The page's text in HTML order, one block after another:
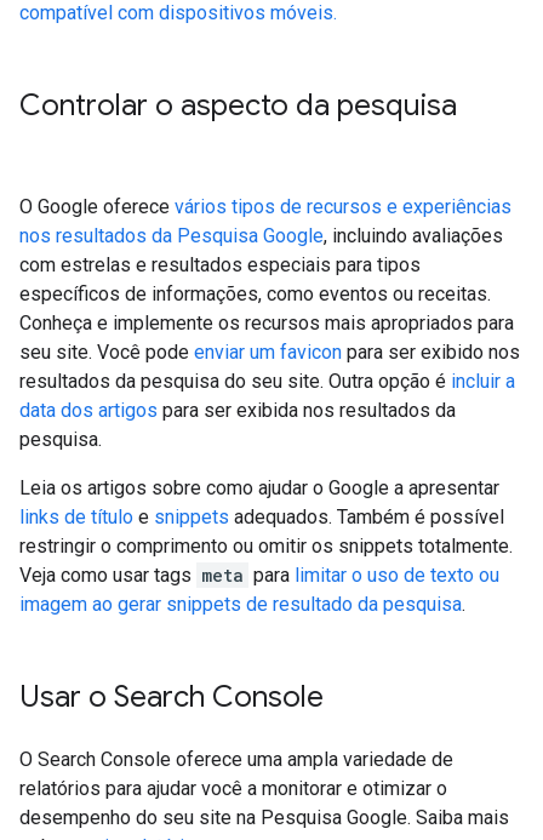
compatível com dispositivos móveis.
Controlar o aspecto da pesquisa
O Google oferece vários tipos de recursos e experiências
nos resultados da Pesquisa Google, incluindo avaliações
com estrelas e resultados especiais para tipos
específicos de informações, como eventos ou receitas.
Conheça e implemente os recursos mais apropriados para
seu site. Você pode enviar um favicon para ser exibido nos
resultados da pesquisa do seu site. Outra opção é incluir a
data dos artigos para ser exibida nos resultados da
pesquisa.
Leia os artigos sobre como ajudar o Google a apresentar
links de título e snippets adequados. Também é possível
restringir o comprimento ou omitir os snippets totalmente.
Veja como usar tags meta para limitar o uso de texto ou
imagem ao gerar snippets de resultado da pesquisa.
Usar o Search Console
O Search Console oferece uma ampla variedade de
relatórios para ajudar você a monitorar e otimizar o
desempenho do seu site na Pesquisa Google. Saiba mais